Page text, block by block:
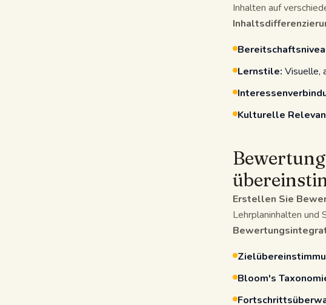
Inhalten auf
Lernstile: Visuelle,
Kulturelle
Erstellen Sie
Lehrplaninhalten und
Bloom's